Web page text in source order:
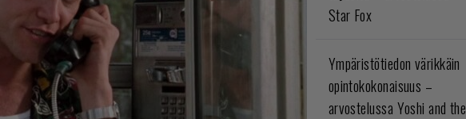
Star Fox
Ympäristötiedon värikkäin
opintokokonaisuus –
arvostelussa Yoshi and the